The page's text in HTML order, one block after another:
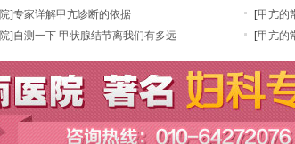
]专家详解甲亢诊断的依据
]自测一下 甲状腺结节离我们有多远
[甲亢的
[甲亢的